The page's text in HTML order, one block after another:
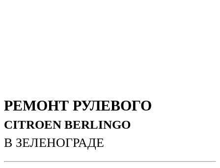
РЕМОНТ РУЛЕВОГО
CITROEN BERLINGO
В ЗЕЛЕНОГРАДЕ